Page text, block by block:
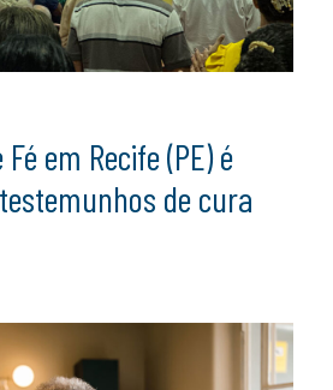
em Recife (PE) é
de cura